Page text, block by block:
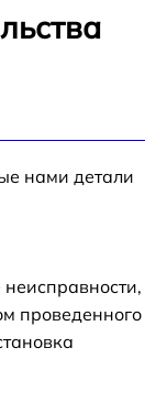
нами детали
проведенного